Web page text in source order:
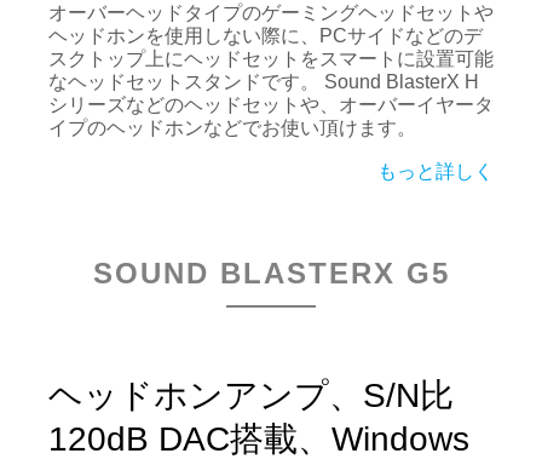
オーバーヘッドタイプのゲーミングヘッドセットや
ヘッドホンを使用しない際に、PCサイドなどのデ
スクトップ上にヘッドセットをスマートに設置可能
なヘッドセットスタンドです。 Sound BlasterX H
シリーズなどのヘッドセットや、オーバーイヤータ
イプのヘッドホンなどでお使い頂けます。
もっと詳しく
SOUND BLASTERX G5
ヘッドホンアンプ、S/N比
120dB DAC搭載、Windows